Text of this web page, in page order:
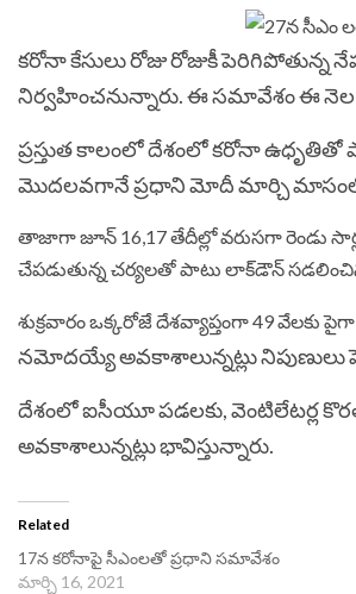
కరోనా కేసులు రోజు రోజుకీ
నిర్వహించనున్నారు. ఈ సమావేశం ఈ నెల
ప్రస్తుత కాలంలో దేశంలో కరోనా ఉధృతితో
మొదలవగానే ప్రధాని మోదీ మార్చి
తాజాగా జూన్ 16,17 తేదీల్లో వరుసగా రెండు
చేపడుతున్న చర్యలతో పాటు లాక్‌డౌన్
శుక్రవారం ఒక్కరోజే దేశవ్యాప్తంగా 49 వేలకు
నమోదయ్యే అవకాశాలున్నట్లు నిపుణులు
దేశంలో ఐసీయూ పడలకు, వెంటిలేటర్ల
అవకాశాలున్నట్లు భావిస్తున్నారు.
Related
17న కరోనాపై సీఎంలతో ప్రధాని సమావేశం
మార్చి 16, 2021